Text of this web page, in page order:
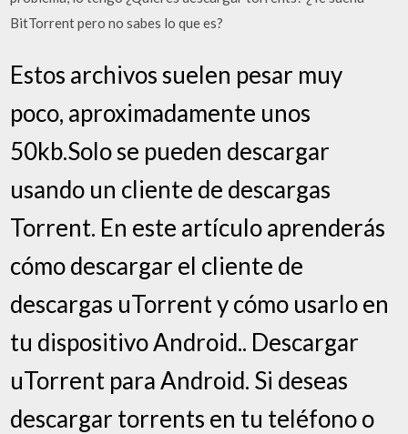
BitTorrent pero no sabes lo que es?
Estos archivos suelen pesar muy
poco, aproximadamente unos
50kb.Solo se pueden descargar
usando un cliente de descargas
Torrent. En este artículo aprenderás
cómo descargar el cliente de
descargas uTorrent y cómo usarlo en
tu dispositivo Android.. Descargar
uTorrent para Android. Si deseas
descargar torrents en tu teléfono o